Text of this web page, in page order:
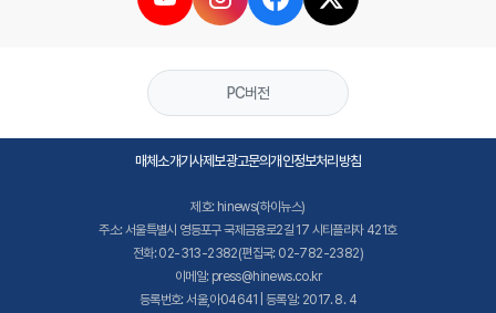
PC버전
매체소개기사제보광고문의개인정보처리방침
제호: hinews(하이뉴스)
주소: 서울특별시 영등포구 국제금융로2길 17 시티플라자 421호
전화: 02-313-2382(편집국: 02-782-2382)
이메일: press@hinews.co.kr
등록번호: 서울,아04641 | 등록일: 2017. 8. 4